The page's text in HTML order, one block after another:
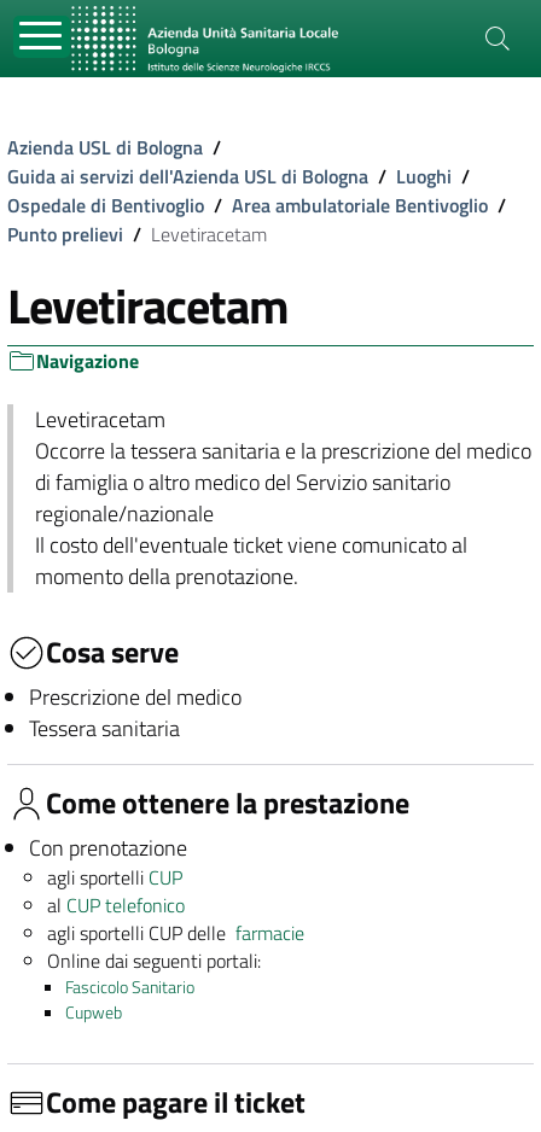
Azienda USL di Bologna /
Guida ai servizi dell'Azienda USL di Bologna / Luoghi /
Ospedale di Bentivoglio / Area ambulatoriale Bentivoglio /
Punto prelievi / Levetiracetam
Levetiracetam
Navigazione
Levetiracetam
Occorre la tessera sanitaria e la prescrizione del medico
di famiglia o altro medico del Servizio sanitario
regionale/nazionale
Il costo dell'eventuale ticket viene comunicato al
momento della prenotazione.
Cosa serve
Prescrizione del medico
Tessera sanitaria
Come ottenere la prestazione
Con prenotazione
agli sportelli CUP
al CUP telefonico
agli sportelli CUP dellefarmacie
Online dai seguenti portali:
Fascicolo Sanitario
Cupweb
Come pagare il ticket